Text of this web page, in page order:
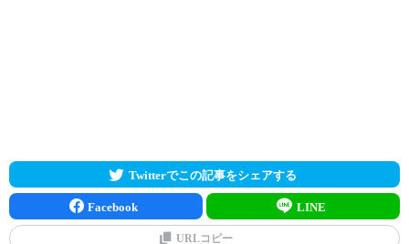
Twitterでこの記事をシェアする
Facebook LINE
URLコピー